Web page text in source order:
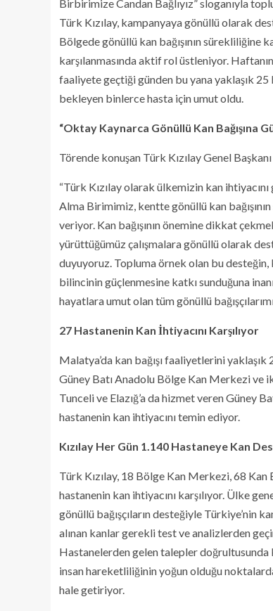
Birbirimize Candan Bağlıyız” sloganıyla
Türk Kızılay, kampanyaya gönüllü olarak
Bölgede gönüllü kan bağışının sürekliliğine
karşılanmasında aktif rol üstleniyor.
faaliyete geçtiği günden bu yana yaklaşık 25
bekleyen binlerce hasta için umut oldu.
“Oktay Kaynarca Gönüllü Kan Bağışına
Törende konuşan Türk Kızılay Genel
“Türk Kızılay olarak ülkemizin kan
Alma Birimimiz, kentte gönüllü kan
veriyor. Kan bağışının önemine dikkat
yürüttüğümüz çalışmalara gönüllü olarak
duyuyoruz. Topluma örnek olan bu desteğin,
bilincinin güçlenmesine katkı sunduğuna
hayatlara umut olan tüm gönüllü
27 Hastanenin Kan İhtiyacını Karşılıyor
Malatya’da kan bağışı faaliyetlerini yaklaşık
Güney Batı Anadolu Bölge Kan Merkezi ve
Tunceli ve Elazığ’a da hizmet veren Güney
hastanenin kan ihtiyacını temin ediyor.
Kızılay Her Gün 1.140 Hastaneye Kan
Türk Kızılay, 18 Bölge Kan Merkezi, 68
hastanenin kan ihtiyacını karşılıyor. Ülke
gönüllü bağışçıların desteğiyle Türkiye’nin
alınan kanlar gerekli test ve analizlerden
Hastanelerden gelen talepler doğrultusunda
insan hareketliliğinin yoğun olduğu
hale getiriyor.